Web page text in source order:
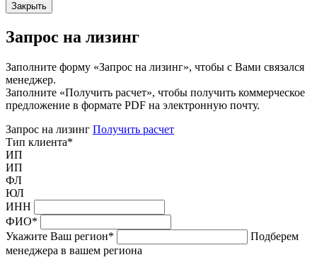
Закрыть
Запрос на лизинг
Заполните форму «Запрос на лизинг», чтобы с Вами связался
менеджер.
Заполните «Получить расчет», чтобы получить коммерческое
предложение в формате PDF на электронную почту.
Запрос на лизинг Получить расчет
Тип клиента*
ИП
ИП
ФЛ
ЮЛ
ИНН
ФИО*
Укажите Ваш регион*
Подберем
менеджера в вашем региона